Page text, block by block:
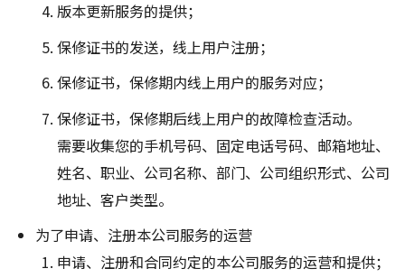
版本更新服务的提供；
保修证书的发送，线上用户注册；
保修证书，保修期内线上用户的服务对应；
保修证书，保修期后线上用户的故障检查活动。
需要收集您的手机号码、固定电话号码、邮箱地址、
姓名、职业、公司名称、部门、公司组织形式、公司
地址、客户类型。
为了申请、注册本公司服务的运营
申请、注册和合同约定的本公司服务的运营和提供；